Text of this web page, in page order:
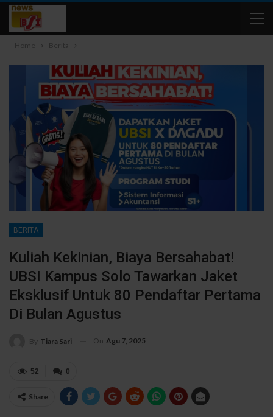
Home Berita
BERITA
Kuliah Kekinian, Biaya Bersahabat!
UBSI Kampus Solo Tawarkan Jaket
Eksklusif Untuk 80 Pendaftar Pertama
Di Bulan Agustus
By Tiara Sari On Agu 7, 2025
0
52
Share